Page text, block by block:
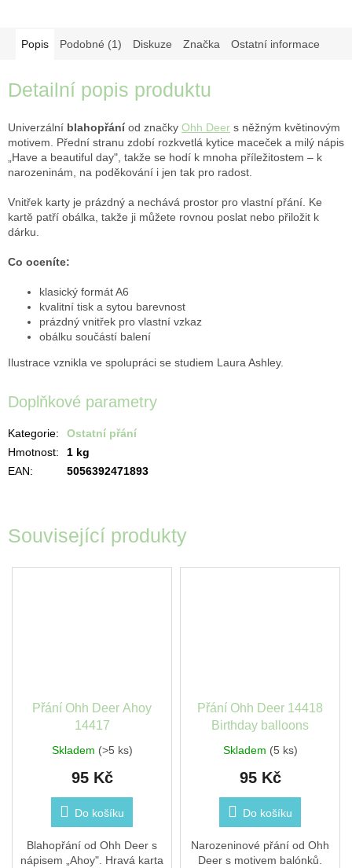
Související produkty
Přání Ohh Deer Ahoy
14417
Skladem (>5 ks)
95 Kč
Do košíku
Blahopřání od Ohh Deer s
nápisem „Ahoy". Hravá karta
Přání Ohh Deer 14418
Birthday balloons
Skladem (5 ks)
95 Kč
Do košíku
Narozeninové přání od Ohh
Deer s motivem balónků.
Popis Podobné (1) Diskuze Značka Ostatní informace
Detailní popis produktu
Univerzální blahopřáníod značky Ohh Deer s něžným květinovým
motivem. Přední stranu zdobí rozkvetlá kytice maceček a milý nápis
„Have a beautiful day", takže se hodí k mnoha příležitostem – k
narozeninám, na poděkování i jen tak pro radost.
Vnitřek karty je prázdný a nechává prostor pro vlastní přání. Ke
kartě patří obálka, takže ji můžete rovnou poslat nebo přiložit k
dárku.
Co oceníte:
klasický formát A6
kvalitní tisk a sytou barevnost
prázdný vnitřek pro vlastní vzkaz
obálku součástí balení
Ilustrace vznikla ve spolupráci se studiem Laura Ashley.
Doplňkové parametry
Kategorie:
Ostatní přání
Hmotnost:
1 kg
EAN: 5056392471893